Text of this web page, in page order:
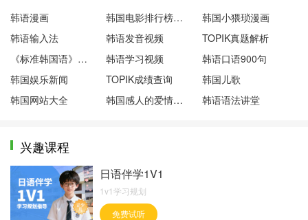
韩语漫画 韩国电影排行榜前十名
韩国小猥琐漫画
韩语输入法
韩语发音视频
TOPIK真题解析
《标准韩国语》第一册
韩语学习视频
韩语口语900句
韩国娱乐新闻
TOPIK成绩查询
韩国儿歌
韩国网站大全
韩国感人的爱情电影 韩语语法讲堂
兴趣课程
日语伴学1V1
1v1学习规划
免费试听